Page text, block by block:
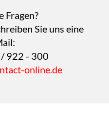
Fragen?
Sie uns eine
922 - 300
online.de